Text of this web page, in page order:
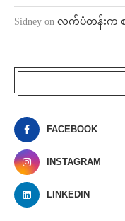
Sidney on လက်ပံတန်းက စ
FACEBOOK
INSTAGRAM
LINKEDIN